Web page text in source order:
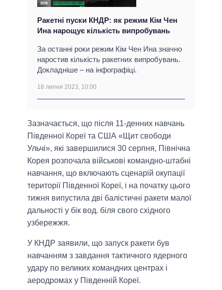
Ракетні пуски КНДР: як режим Кім Чен
Ина нарощує кількість випробувань
За останні роки режим Кім Чен Ина значно
наростив кількість ракетних випробувань.
Докладніше – на інфографіці.
18 липня 2023, 10:00
Зазначається, що після 11-денних навчань
Південної Кореї та США «Щит свободи
Ульчі», які завершилися 30 серпня, Північна
Корея розпочала військові командно-штабні
навчання, що включають сценарій окупації
території Південної Кореї, і на початку цього
тижня випустила дві балістичні ракети малої
дальності у бік вод. біля свого східного
узбережжя.
У КНДР заявили, що запуск ракети був
навчанням з завдання тактичного ядерного
удару по великих командних центрах і
аеродромах у Південній Кореї.